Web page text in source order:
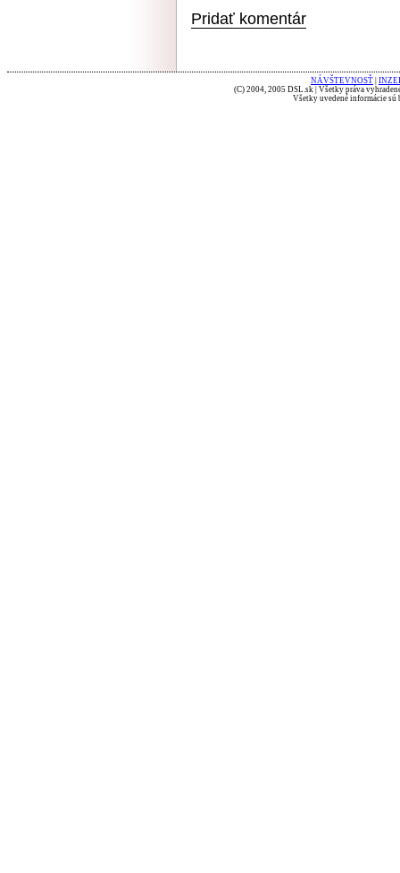
Pridať komentár
NÁVŠTEVNOSŤ
(C) 2004, 2005 DSL.sk | Všetky práva
Všetky uvedené informácie sú